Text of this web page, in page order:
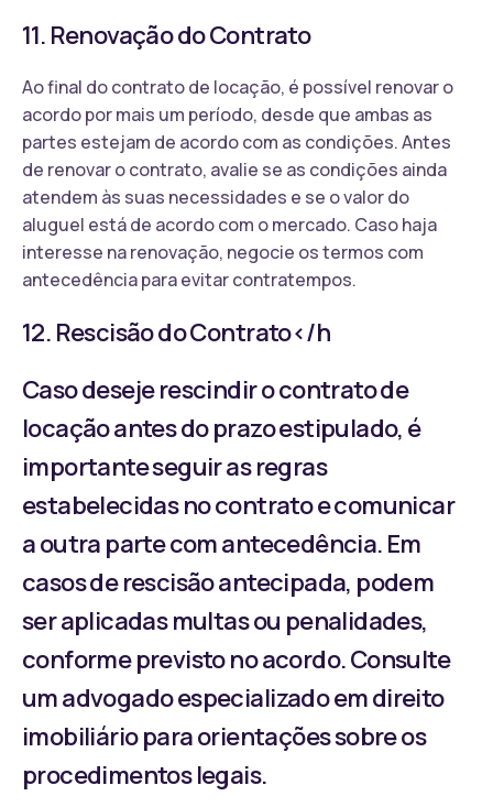
11. Renovação do Contrato
Ao final do contrato de locação, é possível renovar o
acordo por mais um período, desde que ambas as
partes estejam de acordo com as condições. Antes
de renovar o contrato, avalie se as condições ainda
atendem às suas necessidades e se o valor do
aluguel está de acordo com o mercado. Caso haja
interesse na renovação, negocie os termos com
antecedência para evitar contratempos.
12. Rescisão do Contrato</h
Caso deseje rescindir o contrato de
locação antes do prazo estipulado, é
importante seguir as regras
estabelecidas no contrato e comunicar
a outra parte com antecedência. Em
casos de rescisão antecipada, podem
ser aplicadas multas ou penalidades,
conforme previsto no acordo. Consulte
um advogado especializado em direito
imobiliário para orientações sobre os
procedimentos legais.